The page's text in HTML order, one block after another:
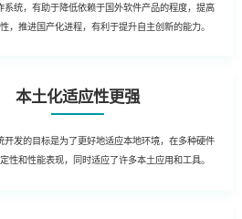
系统，有助于降低依赖于国外软件产品的程度，提高
，推进国产化进程，有利于提升自主创新的能力。
本土化适应性更强
开发的目标是为了更好地适应本地环境，在多种硬件
性和性能表现，同时适应了许多本土应用和工具。